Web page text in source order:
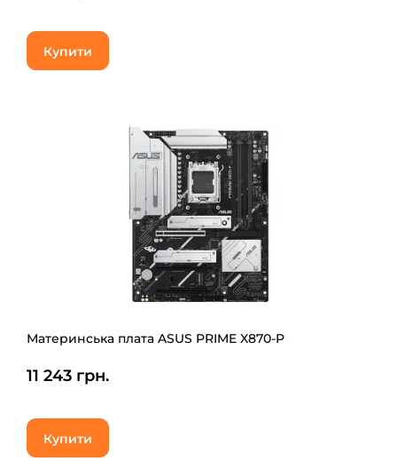
Купити
Материнська плата ASUS PRIME X870-P
11 243 грн.
Купити